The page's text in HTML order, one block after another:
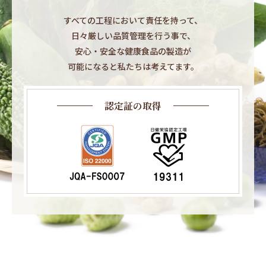
すべての工程において責任を持って、​
日々厳しい品質管理を行う事で、​
安心・安全な健康食品の製造が​
可能になると私たちは考えてます。​
認定証の取得